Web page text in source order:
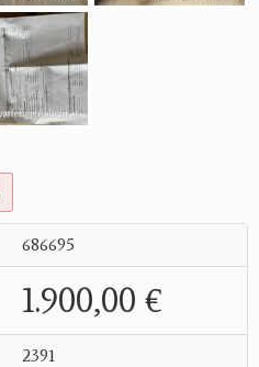
686695
1.900,00 €
2391